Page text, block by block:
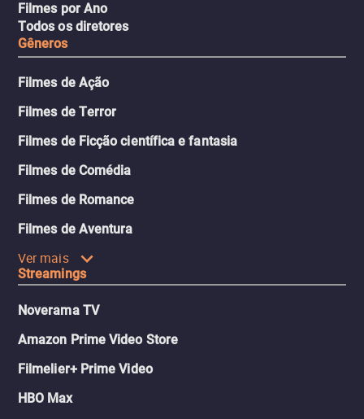
Filmes por Ano
Todos os diretores
Gêneros
Filmes de Ação
Filmes de Terror
Filmes de Ficção científica e fantasia
Filmes de Comédia
Filmes de Romance
Filmes de Aventura
Ver mais
Streamings
Noverama TV
Amazon Prime Video Store
Filmelier+ Prime Video
HBO Max